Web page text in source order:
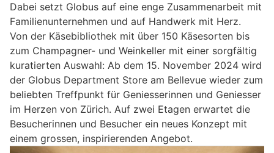
Dabei setzt Globus auf eine enge Zusammenarbeit mit
Familienunternehmen und auf Handwerk mit Herz.
Von der Käsebibliothek mit über 150 Käsesorten bis
zum Champagner- und Weinkeller mit einer sorgfältig
kuratierten Auswahl: Ab dem 15. November 2024 wird
der Globus Department Store am Bellevue wieder zum
beliebten Treffpunkt für Geniesserinnen und Geniesser
im Herzen von Zürich. Auf zwei Etagen erwartet die
Besucherinnen und Besucher ein neues Konzept mit
einem grossen, inspirierenden Angebot.